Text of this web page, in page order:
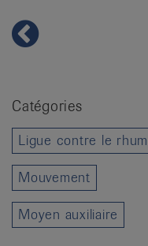
Catégories
Ligue contre le
Mouvement
Moyen auxiliaire